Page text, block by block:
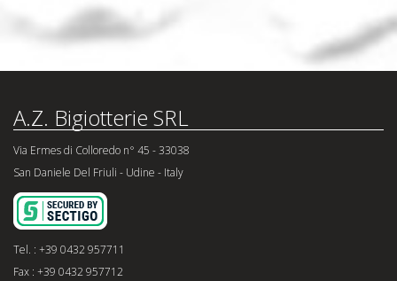
A.Z. Bigiotterie SRL
Via Ermes di Colloredo n° 45 - 33038
San Daniele Del Friuli - Udine - Italy
Tel. : +39 0432 957711
Fax : +39 0432 957712